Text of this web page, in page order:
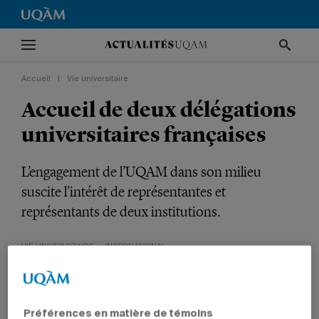
Accueil Vie universitaire
Accueil de deux délégations
universitaires françaises
L’engagement de l’UQAM dans son milieu
suscite l’intérêt de représentantes et
représentants de deux institutions.
VIE UNIVERSITAIRE
INTERNATIONAL
Préférences en matière de témoins